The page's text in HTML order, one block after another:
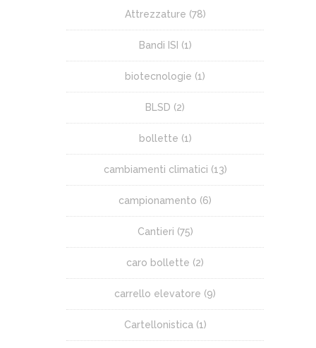
Attrezzature (78)
Bandi ISI (1)
biotecnologie (1)
BLSD (2)
bollette (1)
cambiamenti climatici (13)
campionamento (6)
Cantieri (75)
caro bollette (2)
carrello elevatore (9)
Cartellonistica (1)